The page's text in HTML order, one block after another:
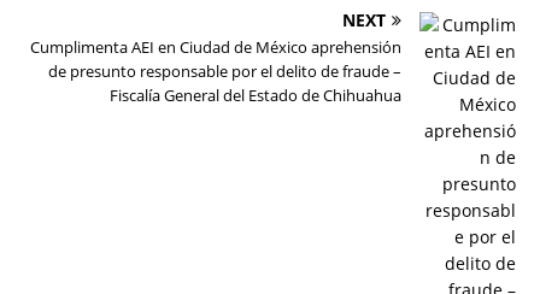
NEXT
Cumplimenta AEI en Ciudad de México aprehensión
de presunto responsable por el delito de fraude –
Fiscalía General del Estado de Chihuahua